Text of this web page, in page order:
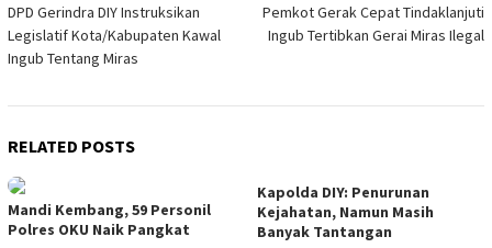
navigation
DPD Gerindra DIY Instruksikan
Legislatif Kota/Kabupaten Kawal
Ingub Tentang Miras
Pemkot Gerak Cepat Tindaklanjuti
Ingub Tertibkan Gerai Miras Ilegal
RELATED POSTS
Mandi Kembang, 59 Personil
Polres OKU Naik Pangkat
Kapolda DIY: Penurunan
Kejahatan, Namun Masih
Banyak Tantangan